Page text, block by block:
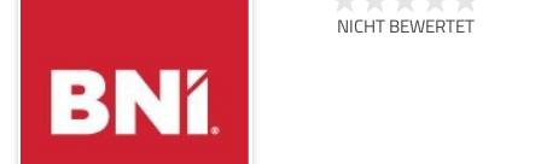
NICHT BEWERTET